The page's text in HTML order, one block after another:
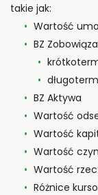
takie jak:
Wartość
BZ
BZ Aktywa
Wartość
Wartość
Wartość
Wartość
Różnice